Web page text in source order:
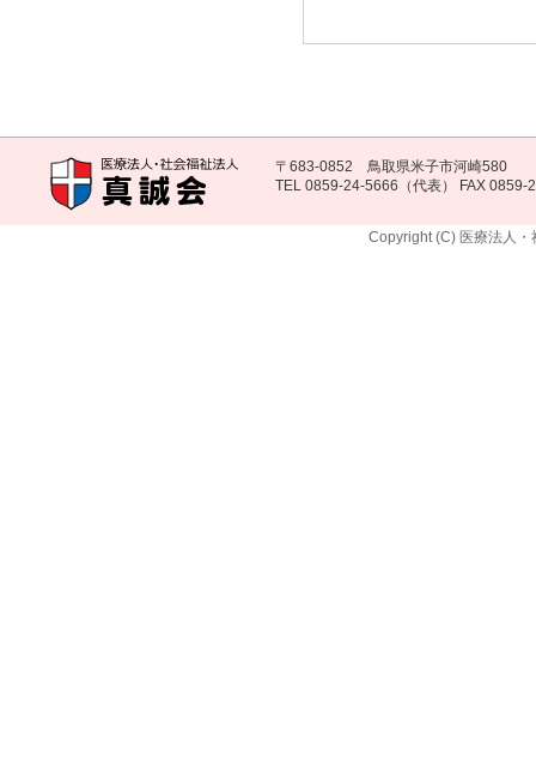
〒683-0852 鳥取県米子市河崎580
TEL 0859-24-5666（代表） FAX 0859-
Copyright (C) 医療法人